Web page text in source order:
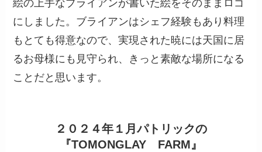
絵の上手なブライアンが書いた絵をそのままロゴ
にしました。ブライアンはシェフ経験もあり料理
もとても得意なので、実現された暁には天国に居
るお母様にも見守られ、きっと素敵な場所になる
ことだと思います。
２０２４年１月パトリックの
『TOMONGLAY FARM』